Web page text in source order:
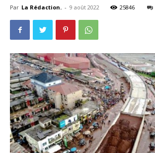
Par La Rédaction. - 9 août 2022 25846